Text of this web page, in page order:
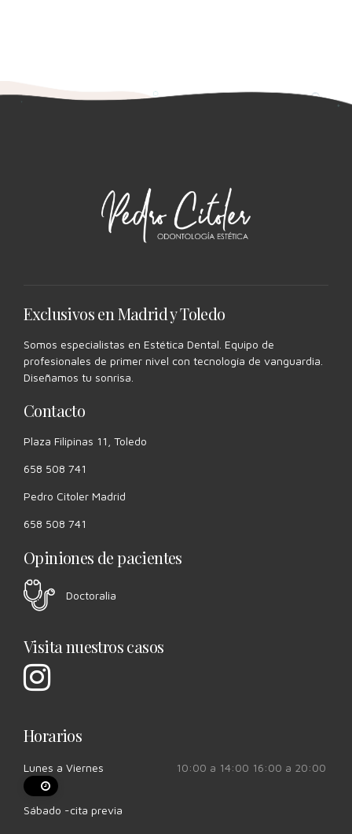
Exclusivos en Madrid y Toledo
Somos especialistas en Estética Dental. Equipo de
profesionales de primer nivel con tecnología de vanguardia.
Diseñamos tu sonrisa.
Contacto
Plaza Filipinas 11, Toledo
658 508 741
Pedro Citoler Madrid
658 508 741
Opiniones de pacientes
Doctoralia
Visita nuestros casos
Horarios
Lunes a Viernes 10:00 a 14:00 16:00 a 20:00
Sábado -cita previa